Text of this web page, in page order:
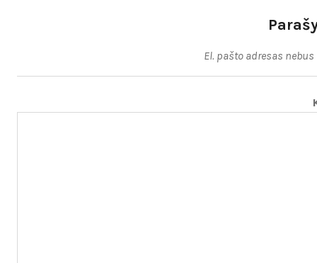
El. pašto adresas